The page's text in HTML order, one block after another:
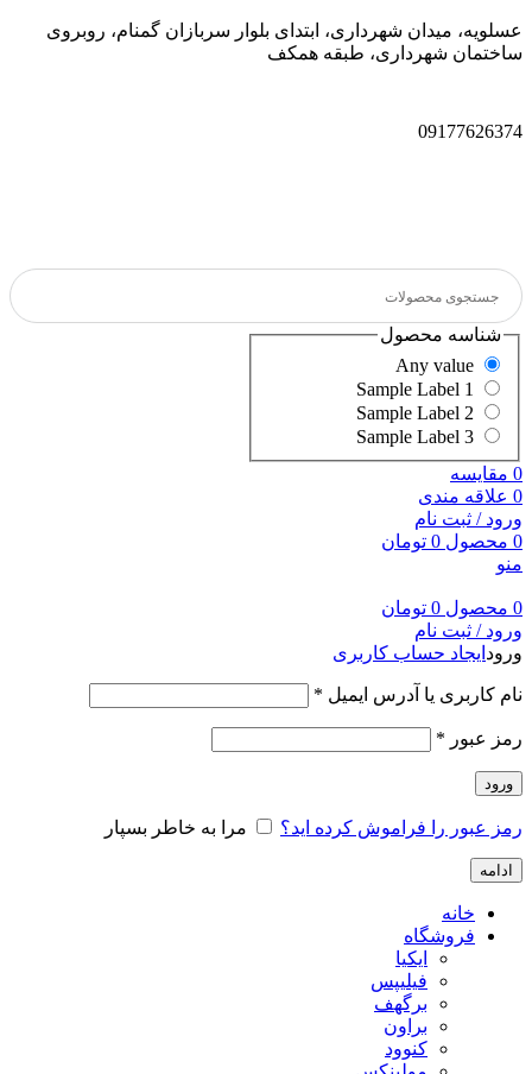
عسلویه، میدان شهرداری، ابتدای بلوار سربازان گمنام، روبروی
ساختمان شهرداری، طبقه همکف
09177626374
شناسه محصول
0 مقایسه
0 علاقه مندی
ورود / ثبت نام
0 محصول 0 تومان
منو
0 محصول 0 تومان
ورود / ثبت نام
ورود ایجاد حساب کاربری
نام کاربری یا آدرس ایمیل *
رمز عبور *
ورود
رمز عبور را فراموش کرده اید؟ مرا به خاطر بسپار
ادامه
خانه
فروشگاه
ایکیا
فیلیپس
برگهف
براون
کنوود